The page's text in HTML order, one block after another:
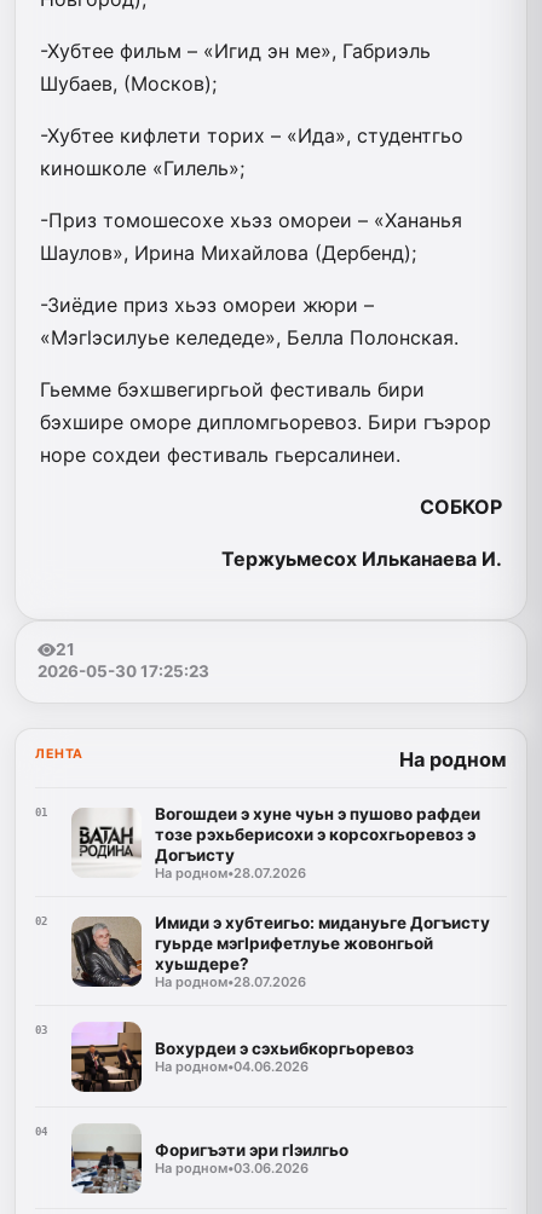
-Хубтее фильм – «Игид эн ме», Габриэль
Шубаев, (Москов);
-Хубтее кифлети торих – «Ида», студентгьо
киношколе «Гилель»;
-Приз томошесохе хьэз омореи – «Хананья
Шаулов», Ирина Михайлова (Дербенд);
-Зиёдие приз хьэз омореи жюри –
«Мэгlэсилуье келедеде», Белла Полонская.
Гьемме бэхшвегиргьой фестиваль бири
бэхшире оморе дипломгьоревоз. Бири гъэрор
норе сохдеи фестиваль гьерсалинеи.
СОБКОР
Тержуьмесох Ильканаева И.
21
2026-05-30 17:25:23
ЛЕНТА На родном
01
Вогошдеи э хуне чуьн э пушово рафдеи
тозе рэхьберисохи э корсохгьоревоз э
Догъисту
На родном•28.07.2026
02
Имиди э хубтеигьо: мидануьге Догъисту
гуьрде мэгIрифетлуье жовонгьой
хуьшдере?
На родном•28.07.2026
03
Вохурдеи э сэхьибкоргьоревоз
На родном•04.06.2026
04
Форигъэти эри гIэилгьо
На родном•03.06.2026